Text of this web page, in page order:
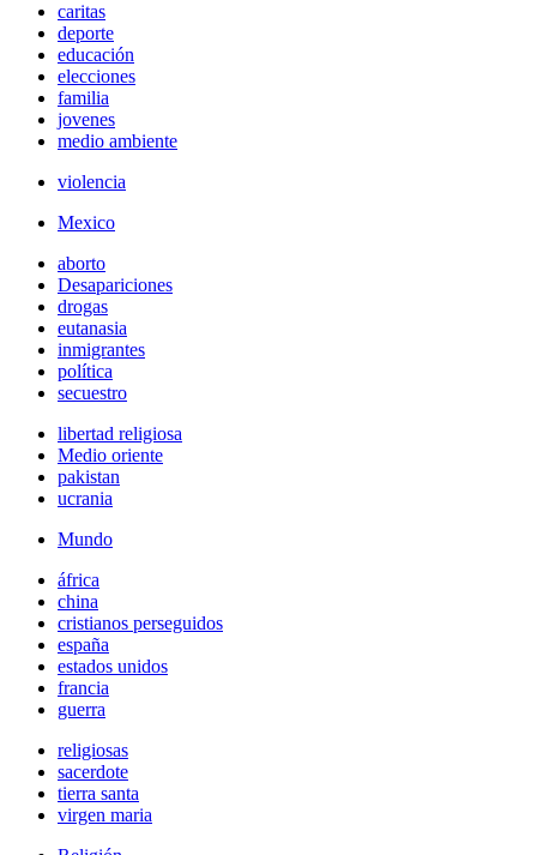
caritas
deporte
educación
elecciones
familia
jovenes
medio ambiente
violencia
Mexico
aborto
Desapariciones
drogas
eutanasia
inmigrantes
política
secuestro
libertad religiosa
Medio oriente
pakistan
ucrania
Mundo
áfrica
china
cristianos perseguidos
españa
estados unidos
francia
guerra
religiosas
sacerdote
tierra santa
virgen maria